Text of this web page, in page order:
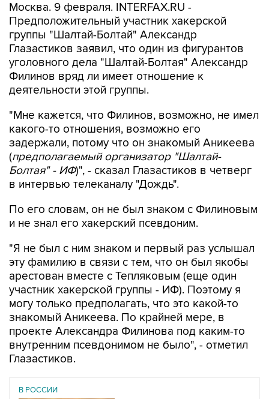
Москва. 9 февраля. INTERFAX.RU -
Предположительный участник хакерской
группы "Шалтай-Болтай" Александр
Глазастиков заявил, что один из фигурантов
уголовного дела "Шалтай-Болтая" Александр
Филинов вряд ли имеет отношение к
деятельности этой группы.
"Мне кажется, что Филинов, возможно, не имел
какого-то отношения, возможно его
задержали, потому что он знакомый Аникеева
(предполагаемый организатор "Шалтай-
Болтая" - ИФ)", - сказал Глазастиков в четверг
в интервью телеканалу "Дождь".
По его словам, он не был знаком с Филиновым
и не знал его хакерский псевдоним.
"Я не был с ним знаком и первый раз услышал
эту фамилию в связи с тем, что он был якобы
арестован вместе с Тепляковым (еще один
участник хакерской группы - ИФ). Поэтому я
могу только предполагать, что это какой-то
знакомый Аникеева. По крайней мере, в
проекте Александра Филинова под каким-то
внутренним псевдонимом не было", - отметил
Глазастиков.
В РОССИИ